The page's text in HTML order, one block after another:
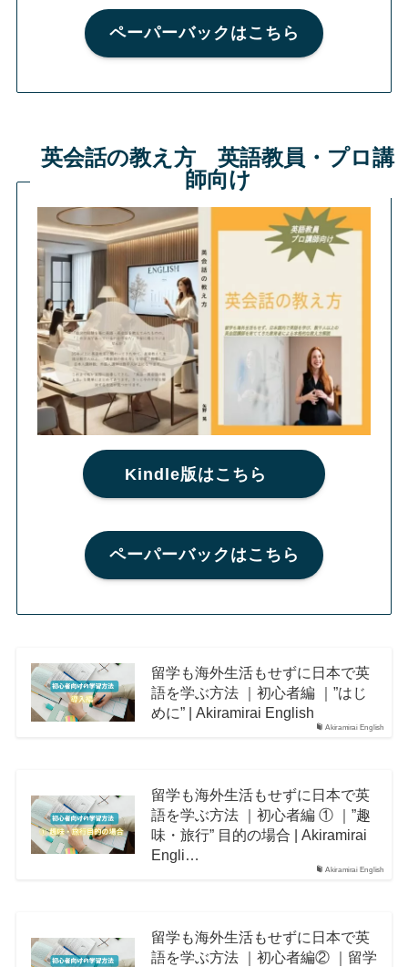
ペーパーバックはこちら
英会話の教え方 英語教員・プロ講
師向け
Kindle版はこちら
ペーパーバックはこちら
Akiramirai English
留学も海外生活もせずに日本で英
語を学ぶ方法 ｜初心者編 ｜”はじ
めに” | Akiramirai English
Akiramirai English
留学も海外生活もせずに日本で英
語を学ぶ方法 ｜初心者編 ① ｜”趣
味・旅行” 目的の場合 | Akiramirai
Engli…
留学も海外生活もせずに日本で英
語を学ぶ方法 ｜初心者編② ｜留学